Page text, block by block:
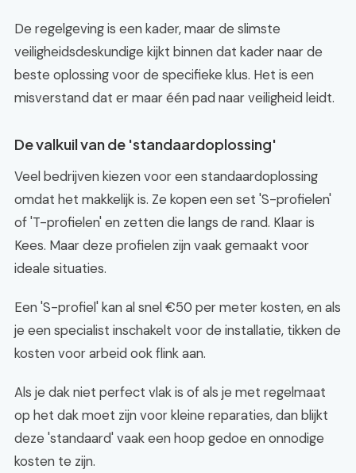
De regelgeving is een kader, maar de slimste
veiligheidsdeskundige kijkt binnen dat kader naar de
beste oplossing voor de specifieke klus. Het is een
misverstand dat er maar één pad naar veiligheid leidt.
De valkuil van de 'standaardoplossing'
Veel bedrijven kiezen voor een standaardoplossing
omdat het makkelijk is. Ze kopen een set 'S-profielen'
of 'T-profielen' en zetten die langs de rand. Klaar is
Kees. Maar deze profielen zijn vaak gemaakt voor
ideale situaties.
Een 'S-profiel' kan al snel €50 per meter kosten, en als
je een specialist inschakelt voor de installatie, tikken de
kosten voor arbeid ook flink aan.
Als je dak niet perfect vlak is of als je met regelmaat
op het dak moet zijn voor kleine reparaties, dan blijkt
deze 'standaard' vaak een hoop gedoe en onnodige
kosten te zijn.